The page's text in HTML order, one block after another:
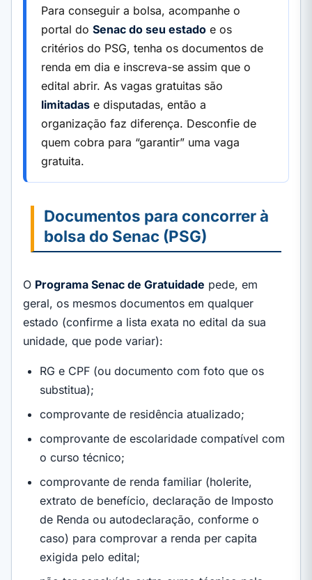
Para conseguir a bolsa, acompanhe o
portal do Senac do seu estadoe os
critérios do PSG, tenha os documentos de
renda em dia e inscreva-se assim que o
edital abrir. As vagas gratuitas são
limitadase disputadas, então a
organização faz diferença. Desconfie de
quem cobra para “garantir” uma vaga
gratuita.
Documentos para concorrer à
bolsa do Senac (PSG)
O Programa Senac de Gratuidade pede, em
geral, os mesmos documentos em qualquer
estado (confirme a lista exata no edital da sua
unidade, que pode variar):
RG e CPF (ou documento com foto que os
substitua);
comprovante de residência atualizado;
comprovante de escolaridade compatível com
o curso técnico;
comprovante de renda familiar (holerite,
extrato de benefício, declaração de Imposto
de Renda ou autodeclaração, conforme o
caso) para comprovar a renda per capita
exigida pelo edital;